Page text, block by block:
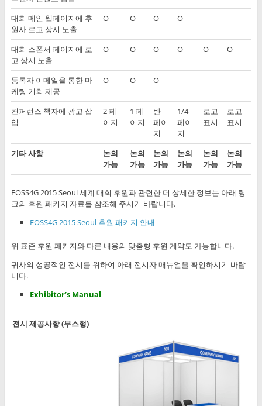
대회 메인 웹페이지에 후
원사 로고 상시 노출
O O O O
대회 스폰서 페이지에 로
고 상시 노출
O O O O O O
등록자 이메일을 통한 마
케팅 기회 제공
O O O
컨퍼런스 책자에 광고 삽
입
2 페
이지
1 페
이지
반
페이
지
1/4
페이
지
로고
표시
로고
표시
기타 사항
논의
가능
논의
가능
논의
가능
논의
가능
논의
가능
논의
가능
FOSS4G 2015 Seoul 세계 대회 후원과 관련한 더 상세한 정보는 아래 링
크의 후원 패키지 자료를 참조해 주시기 바랍니다.
FOSS4G 2015 Seoul 후원 패키지 안내
위 표준 후원 패키지와 다른 내용의 맞춤형 후원 계약도 가능합니다.
귀사의 성공적인 전시를 위하여 아래 전시자 매뉴얼을 확인하시기 바랍
니다.
Exhibitor’s Manual
전시 제공사항 (부스형)